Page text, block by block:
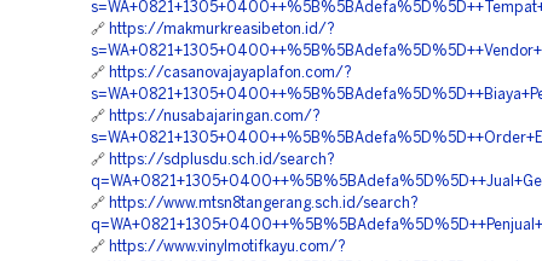
🔗 https://makmurkreasibeton.id/?
🔗 https://casanovajayaplafon.com/?
🔗 https://nusabajaringan.com/?
🔗 https://sdplusdu.sch.id/search?
🔗 https://www.mtsn8tangerang.sch.id/search?
🔗 https://www.vinylmotifkayu.com/?